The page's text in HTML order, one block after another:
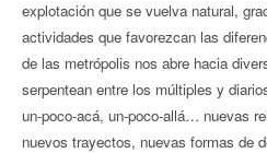
explotación que se vuelva natural,
actividades que favorezcan las
de las metrópolis nos abre hacia
serpentean entre los múltiples y
un-poco-acá, un-poco-allá… nuevas
nuevos trayectos, nuevas formas de